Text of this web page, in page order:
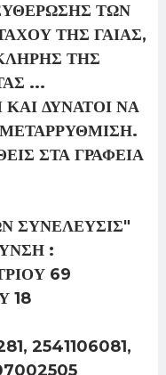
ΤΩΝ
ΤΗΣ ΓΑΙΑΣ,
ΤΗΣ
...
ΔΥΝΑΤΟΙ ΝΑ
ΣΤΑ ΓΡΑΦΕΙΑ
ΣΥΝΕΛΕΥΣΙΣ"
:
69
18
2541106081,